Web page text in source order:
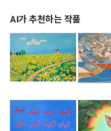
AI가 추천하는 작품